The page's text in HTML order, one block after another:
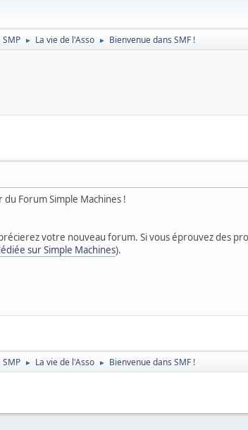
► La vie de l'Asso ► Bienvenue dans SMF !
Forum Simple Machines !
votre nouveau forum. Si vous éprouvez des
sur Simple Machines).
► La vie de l'Asso ► Bienvenue dans SMF !